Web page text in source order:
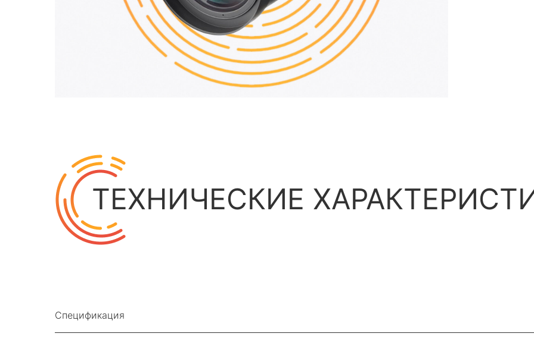
ТЕХНИЧЕСКИЕ
Спецификация